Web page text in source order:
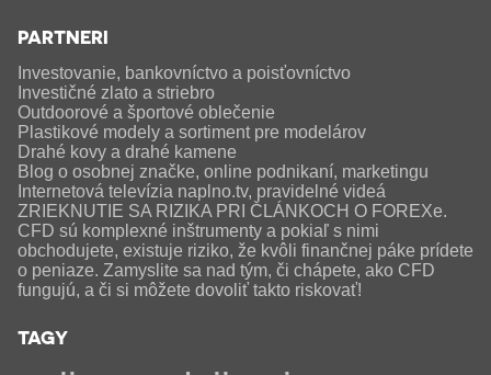
PARTNERI
Investovanie, bankovníctvo a poisťovníctvo
Investičné zlato a striebro
Outdoorové a športové oblečenie
Plastikové modely a sortiment pre modelárov
Drahé kovy a drahé kamene
Blog o osobnej značke, online podnikaní, marketingu
Internetová televízia naplno.tv, pravidelné videá
ZRIEKNUTIE SA RIZIKA PRI ČLÁNKOCH O FOREXe.
CFD sú komplexné inštrumenty a pokiaľ s nimi
obchodujete, existuje riziko, že kvôli finančnej páke prídete
o peniaze. Zamyslite sa nad tým, či chápete, ako CFD
fungujú, a či si môžete dovoliť takto riskovať!
TAGY